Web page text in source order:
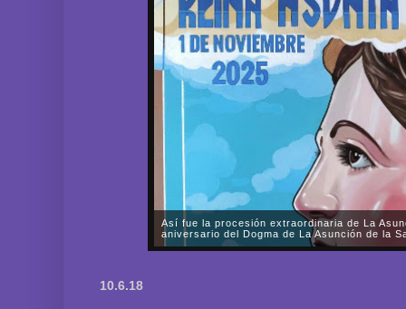
Así fue la procesión extraordinaria de La
aniversario del Dogma de La Asunción de la
10.6.18